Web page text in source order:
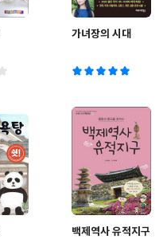
가녀장의 시대
백제역사 유적지구